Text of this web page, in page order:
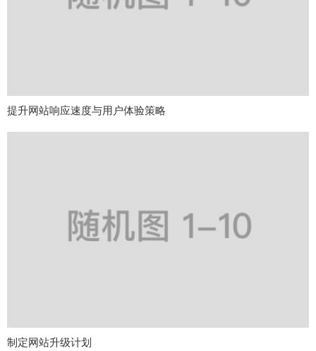
提升网站响应速度与用户体验策略
制定网站升级计划